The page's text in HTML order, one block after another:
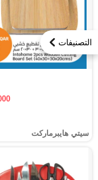
التصنيفات
سيتي هايبرماركت